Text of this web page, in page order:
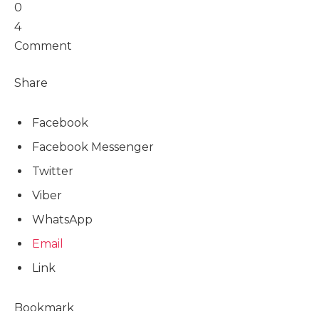
0
4
Comment
Share
Facebook
Facebook Messenger
Twitter
Viber
WhatsApp
Email
Link
Bookmark